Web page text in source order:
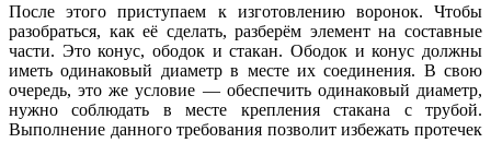
После этого приступаем к изготовлению воронок. Чтобы
разобраться, как её сделать, разберём элемент на составные
части. Это конус, ободок и стакан. Ободок и конус должны
иметь одинаковый диаметр в месте их соединения. В свою
очередь, это же условие — обеспечить одинаковый диаметр,
нужно соблюдать в месте крепления стакана с трубой.
Выполнение данного требования позволит избежать протечек